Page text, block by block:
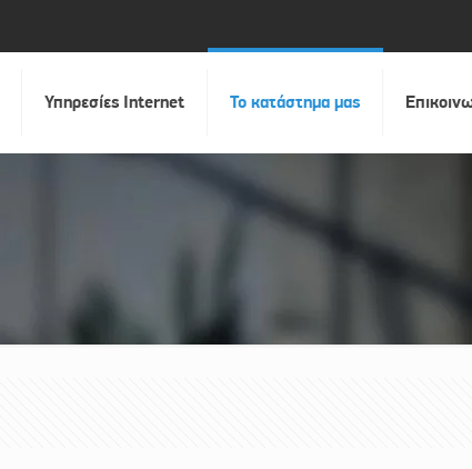
Υπηρεσίες Internet Το κατάστημα μας